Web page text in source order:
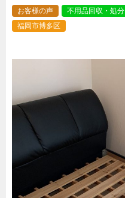
お客様の声
不用品回収・処分
福岡市博多区